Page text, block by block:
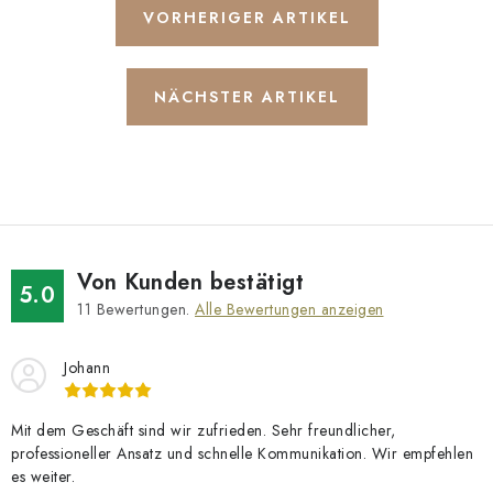
VORHERIGER ARTIKEL
NÄCHSTER ARTIKEL
5.0 Von Kunden bestätigt
11 Bewertungen. Alle Bewertungen anzeigen
Johann
Mit dem Geschäft sind wir zufrieden. Sehr freundlicher,
professioneller Ansatz und schnelle Kommunikation. Wir empfehlen
es weiter.